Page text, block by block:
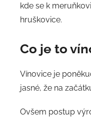
kde se k
hruškovice.
Co je to
Vínovice je
jasné, že na
Ovšem postup